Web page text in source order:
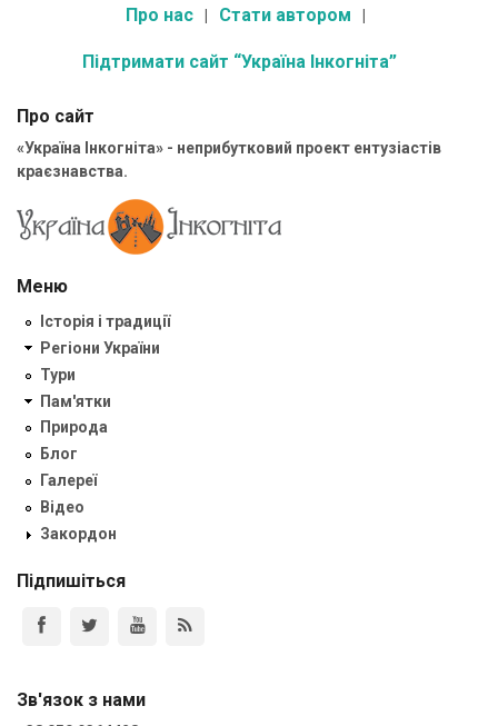
Про нас Стати автором
Підтримати сайт “Україна Інкогніта”
Про сайт
«Україна Інкогніта» - неприбутковий проект ентузіастів
краєзнавства.
Меню
Історія і традиції
Регіони України
Тури
Пам'ятки
Природа
Блог
Галереї
Відео
Закордон
Підпишіться
Зв'язок з нами